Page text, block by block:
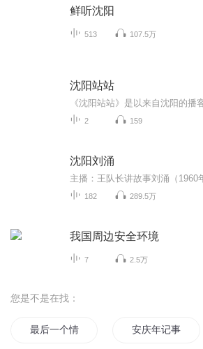
鲜听沈阳
513 107.5万
沈阳站站
2 159
沈阳刘涌
182 289.5万
我国周边安全环境
7 2.5万
您是不是在找：
最后一个情人节 安庆年记事